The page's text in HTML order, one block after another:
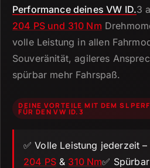
Performance deines VW ID.3
204 PS und 310 Nm
volle Leistung in allen
Souveränität, agileres
spürbar mehr Fahrspaß.
DEINE VORTEILE MIT DEM SL
FÜR DEN VW ID.3
✅ Volle Leistung jederzeit
204 PS& 310 Nm✅